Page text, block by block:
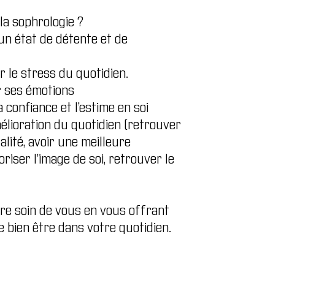
sophrologie ?
état de détente et de
le stress du quotidien.
émotions
et l’estime en soi
du quotidien (retrouver
avoir une meilleure
l’image de soi, retrouver le
soin de vous en vous offrant
bien être dans votre quotidien.